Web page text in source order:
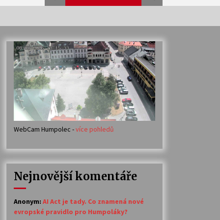
Veselí muzikanti
30. 7. 2026
Votavžatský ploty
23. 7. 2026
14. 7. 2026
30. 6. 2026
WebCam Humpolec -více pohledů
Nejnovější komentáře
Anonym: AI Act je tady. Co znamená nové
evropské pravidlo pro Humpoláky?